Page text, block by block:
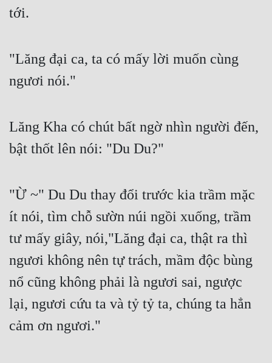
Dã Sử
Dị Năng
Gia Đấu
Góc Nhìn Nữ
Huyền Huyễn
Huyền Ảo
Học Đường
Khoa Huyễn
Khoa Huyễn Không Gian
tới.
"Lăng đại ca, ta có mấy lời muốn cùng
ngươi nói."
Lăng Kha có chút bất ngờ nhìn người đến,
bật thốt lên nói: "Du Du?"
"Ừ ~" Du Du thay đổi trước kia trầm mặc
ít nói, tìm chỗ sườn núi ngồi xuống, trầm
tư mấy giây, nói,"Lăng đại ca, thật ra thì
ngươi không nên tự trách, mầm độc bùng
nổ cũng không phải là ngươi sai, ngược
lại, ngươi cứu ta và tỷ tỷ ta, chúng ta hẳn
cảm ơn ngươi."